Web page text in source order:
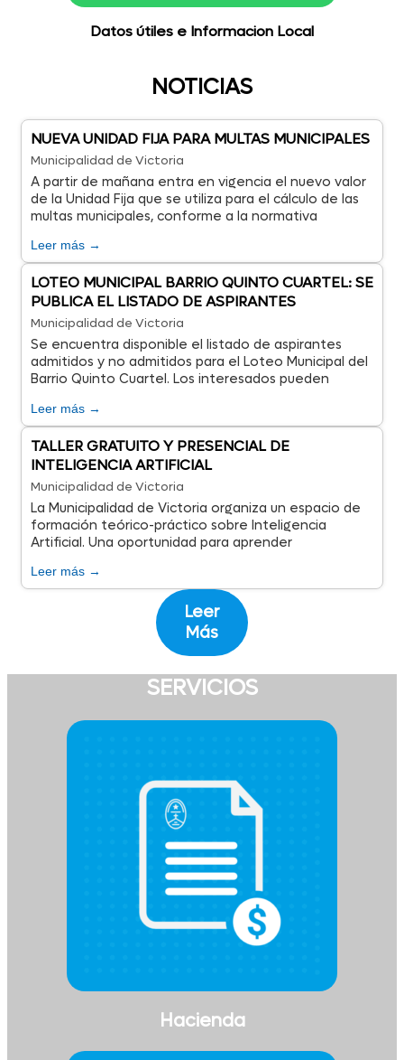
Datos útiles e Informacion Local
NOTICIAS
NUEVA UNIDAD FIJA PARA MULTAS MUNICIPALES
Municipalidad de Victoria
A partir de mañana entra en vigencia el nuevo valor
de la Unidad Fija que se utiliza para el cálculo de las
multas municipales, conforme a la normativa
Leer más →
LOTEO MUNICIPAL BARRIO QUINTO CUARTEL: SE
PUBLICA EL LISTADO DE ASPIRANTES
Municipalidad de Victoria
Se encuentra disponible el listado de aspirantes
admitidos y no admitidos para el Loteo Municipal del
Barrio Quinto Cuartel. Los interesados pueden
Leer más →
TALLER GRATUITO Y PRESENCIAL DE
INTELIGENCIA ARTIFICIAL
Municipalidad de Victoria
La Municipalidad de Victoria organiza un espacio de
formación teórico-práctico sobre Inteligencia
Artificial. Una oportunidad para aprender
presencial.
Leer más →
Leer
Más
SERVICIOS
Hacienda